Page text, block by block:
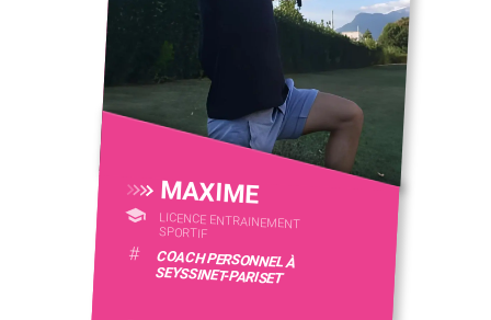
MAXIME
LICENCE ENTRAINEMENT
SPORTIF
# COACH PERSONNEL À
SEYSSINET-PARISET